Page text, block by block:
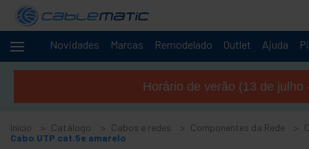
Novidades Marcas Remodelado Outlet Ajuda
Cabos -
Acessórios FireWire
+
Horário de verão (13 de
Início Catálogo Cabos e redes Componentes da Rede
Cabo UTP cat.5e amarelo